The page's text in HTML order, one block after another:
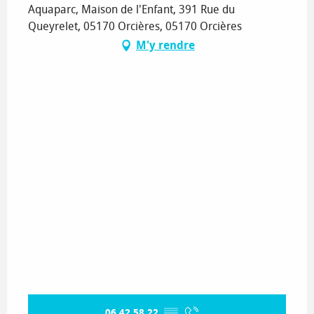
Aquaparc, Maison de l'Enfant, 391 Rue du
Queyrelet, 05170 Orcières, 05170 Orcières
M'y rendre